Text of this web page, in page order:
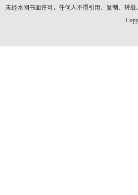
未经本网书面许可，任何人不得引用、复制、转